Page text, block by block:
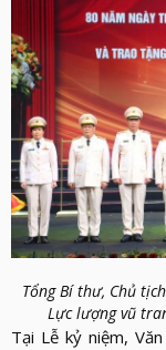
Tổng Bí thư, Chủ
Lực lượng vũ
Tại Lễ kỷ niệm,